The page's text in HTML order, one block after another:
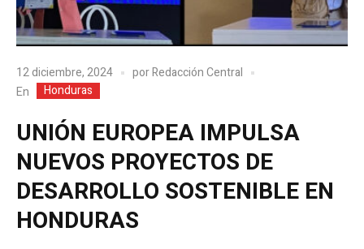
12 diciembre, 2024 porRedacción Central
En
Honduras
UNIÓN EUROPEA IMPULSA
NUEVOS PROYECTOS DE
DESARROLLO SOSTENIBLE EN
HONDURAS